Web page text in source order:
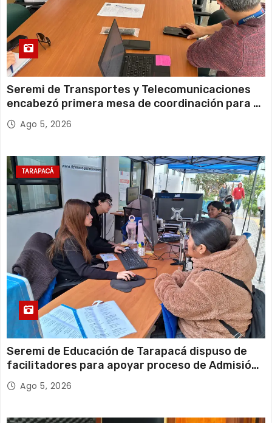
Seremi de Transportes y Telecomunicaciones
encabezó primera mesa de coordinación para el
retiro de cables en desuso en Iquique
Ago 5, 2026
TARAPACÁ
Seremi de Educación de Tarapacá dispuso de
facilitadores para apoyar proceso de Admisión
Escolar 2027
Ago 5, 2026